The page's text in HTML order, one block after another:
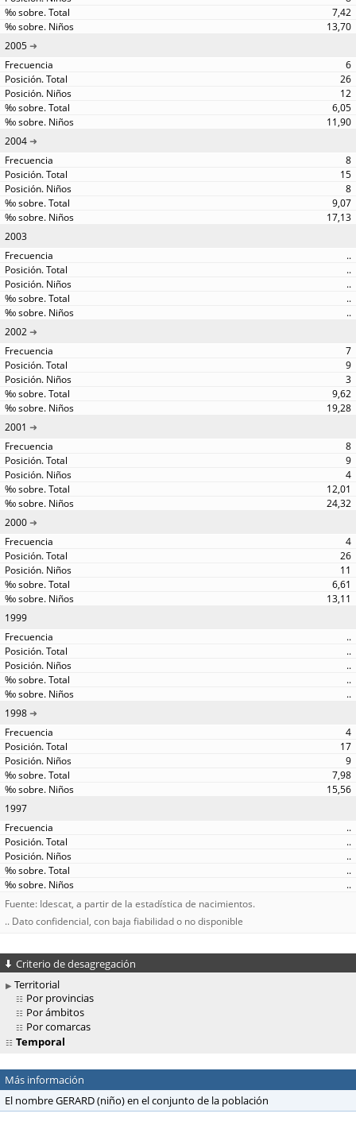
7,42
13,70
2005
6
26
12
6,05
11,90
2004
8
15
8
9,07
17,13
2003
..
..
..
..
..
2002
7
9
3
9,62
19,28
2001
8
9
4
12,01
24,32
2000
4
26
11
6,61
13,11
1999
..
..
..
..
..
1998
4
17
9
7,98
15,56
1997
..
..
..
..
..
Fuente: Idescat, a partir de la estadística de nacimientos.
.. Dato confidencial, con baja fiabilidad o no disponible
Criterio de desagregación
Territorial
Por provincias
Por ámbitos
Por comarcas
Temporal
Más información
El nombre GERARD (niño) en el conjunto de la población